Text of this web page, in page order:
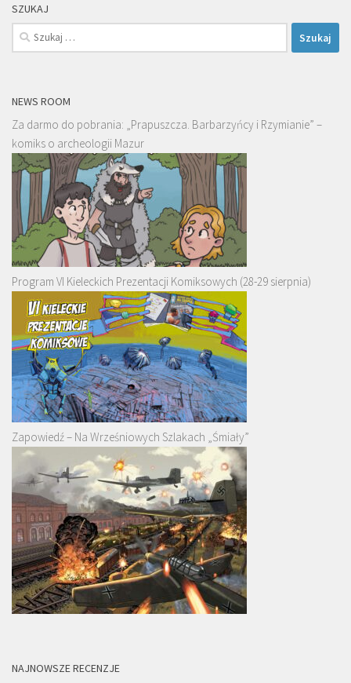
SZUKAJ
Szukaj:
NEWS ROOM
Za darmo do pobrania: „Prapuszcza. Barbarzyńcy i Rzymianie” –
komiks o archeologii Mazur
Program VI Kieleckich Prezentacji Komiksowych (28-29 sierpnia)
Zapowiedź – Na Wrześniowych Szlakach „Śmiały”
NAJNOWSZE RECENZJE